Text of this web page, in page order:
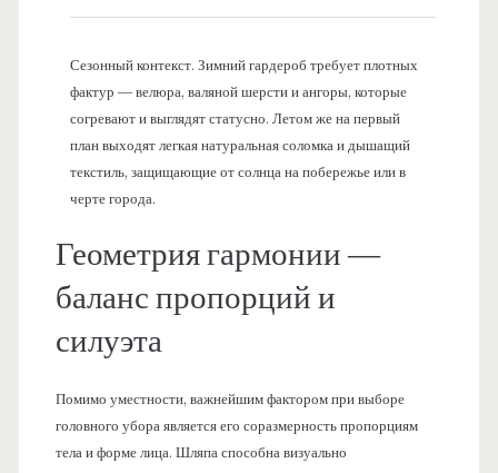
Сезонный контекст. Зимний гардероб требует плотных
фактур — велюра, валяной шерсти и ангоры, которые
согревают и выглядят статусно. Летом же на первый
план выходят легкая натуральная соломка и дышащий
текстиль, защищающие от солнца на побережье или в
черте города.
Геометрия гармонии —
баланс пропорций и
силуэта
Помимо уместности, важнейшим фактором при выборе
головного убора является его соразмерность пропорциям
тела и форме лица. Шляпа способна визуально